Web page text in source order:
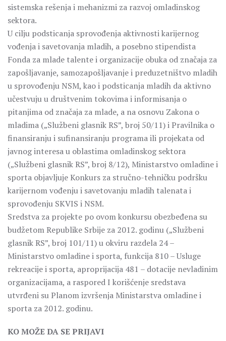
sistemska rešenja i mehanizmi za razvoj omladinskog
sektora.
U cilju podsticanja sprovođenja aktivnosti karijernog
vođenja i savetovanja mladih, a posebno stipendista
Fonda za mlade talente i organizacije obuka od značaja za
zapošljavanje, samozapošljavanje i preduzetništvo mladih
u sprovođenju NSM, kao i podsticanja mladih da aktivno
učestvuju u društvenim tokovima i informisanja o
pitanjima od značaja za mlade, a na osnovu Zakona o
mladima („Službeni glasnik RS”, broj 50/11) i Pravilnika o
finansiranju i sufinansiranju programa ili projekata od
javnog interesa u oblastima omladinskog sektora
(„Službeni glasnik RS”, broj 8/12), Ministarstvo omladine i
sporta objavljuje Konkurs za stručno-tehničku podršku
karijernom vođenju i savetovanju mladih talenata i
sprovođenju SKVIS i NSM.
Sredstva za projekte po ovom konkursu obezbeđena su
budžetom Republike Srbije za 2012. godinu („Službeni
glasnik RS”, broj 101/11) u okviru razdela 24 –
Ministarstvo omladine i sporta, funkcija 810 – Usluge
rekreacije i sporta, aproprijacija 481 – dotacije nevladinim
organizacijama, a raspored I korišćenje sredstava
utvrđeni su Planom izvršenja Ministarstva omladine i
sporta za 2012. godinu.
KO MOŽE DA SE PRIJAVI